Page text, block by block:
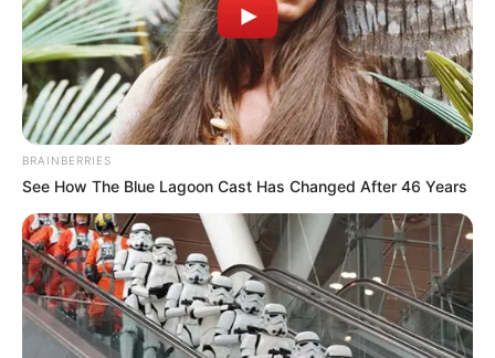
BRAINBERRIES
See How The Blue Lagoon Cast Has Changed After 46 Years